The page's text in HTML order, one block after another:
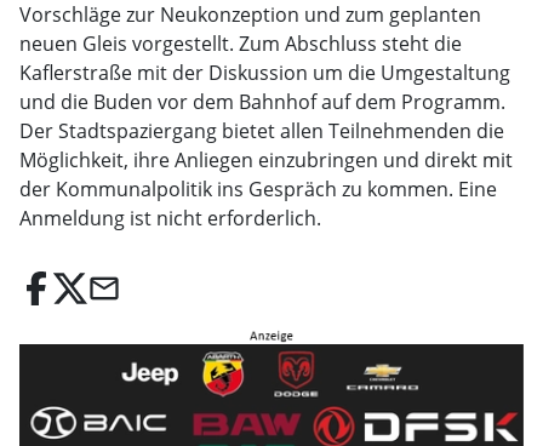
Vorschläge zur Neukonzeption und zum geplanten
neuen Gleis vorgestellt. Zum Abschluss steht die
Kaflerstraße mit der Diskussion um die Umgestaltung
und die Buden vor dem Bahnhof auf dem Programm.
Der Stadtspaziergang bietet allen Teilnehmenden die
Möglichkeit, ihre Anliegen einzubringen und direkt mit
der Kommunalpolitik ins Gespräch zu kommen. Eine
Anmeldung ist nicht erforderlich.
email